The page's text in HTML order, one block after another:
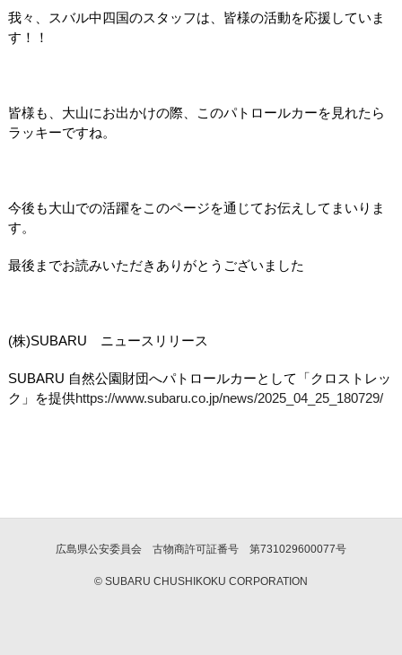
我々、スバル中四国のスタッフは、皆様の活動を応援していま
す！！
皆様も、大山にお出かけの際、このパトロールカーを見れたら
ラッキーですね。
今後も大山での活躍をこのページを通じてお伝えしてまいりま
す。
最後までお読みいただきありがとうございました
(株)SUBARU ニュースリリース
SUBARU 自然公園財団へパトロールカーとして「クロストレッ
ク」を提供https://www.subaru.co.jp/news/2025_04_25_180729/
広島県公安委員会 古物商許可証番号 第731029600077号
© SUBARU CHUSHIKOKU CORPORATION